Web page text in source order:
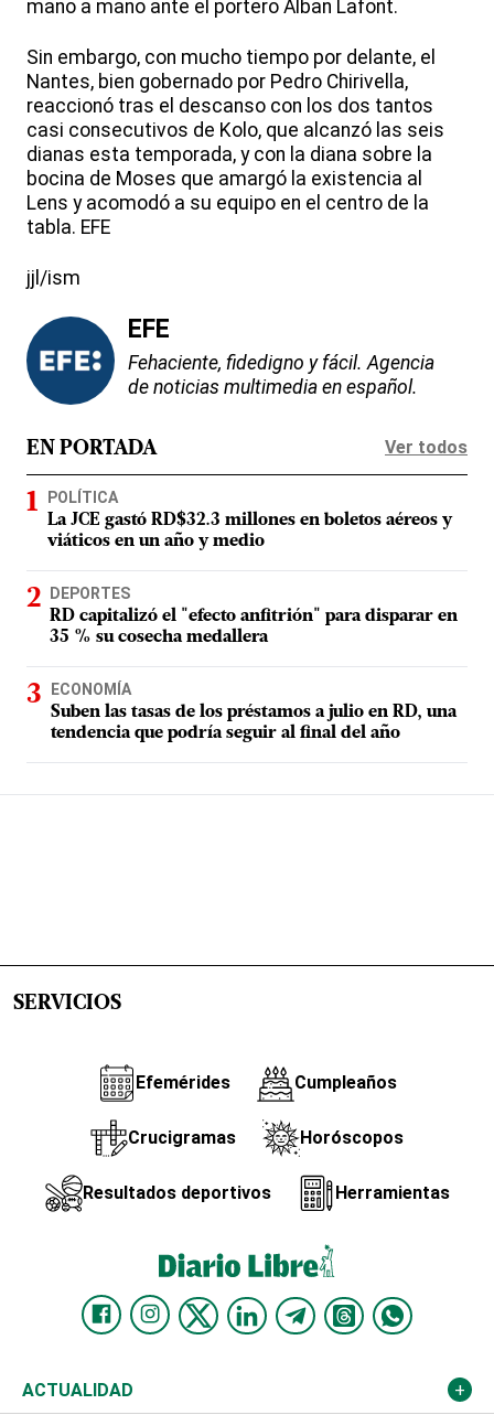
mano a mano ante el portero Alban Lafont.
Sin embargo, con mucho tiempo por delante, el
Nantes, bien gobernado por Pedro Chirivella,
reaccionó tras el descanso con los dos tantos
casi consecutivos de Kolo, que alcanzó las seis
dianas esta temporada, y con la diana sobre la
bocina de Moses que amargó la existencia al
Lens y acomodó a su equipo en el centro de la
tabla. EFE
jjl/ism
EFE
Fehaciente, fidedigno y fácil. Agencia
de noticias multimedia en español.
EN PORTADA Ver todos
POLÍTICA
La JCE gastó RD$32.3 millones en boletos aéreos y
viáticos en un año y medio
DEPORTES
RD capitalizó el "efecto anfitrión" para disparar en
35 % su cosecha medallera
ECONOMÍA
Suben las tasas de los préstamos a julio en RD, una
tendencia que podría seguir al final del año
SERVICIOS
Efemérides Cumpleaños
Crucigramas Horóscopos
Resultados deportivos Herramientas
ACTUALIDAD